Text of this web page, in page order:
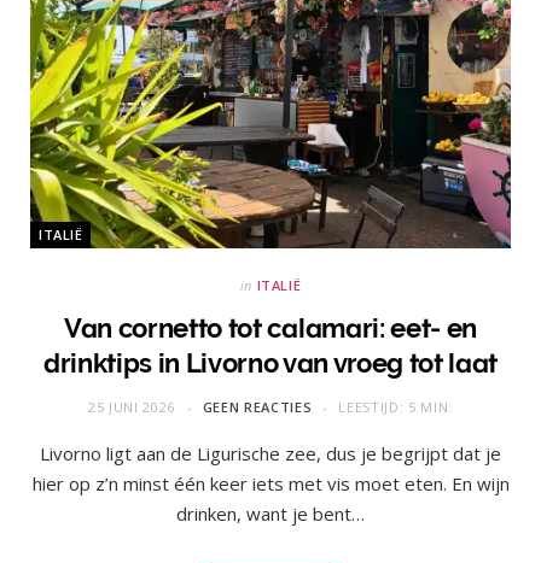
ITALIË
in ITALIË
Van cornetto tot calamari: eet- en
drinktips in Livorno van vroeg tot laat
25 JUNI 2026 GEEN REACTIES LEESTIJD: 5 MIN.
Livorno ligt aan de Ligurische zee, dus je begrijpt dat je
hier op z’n minst één keer iets met vis moet eten. En wijn
drinken, want je bent…